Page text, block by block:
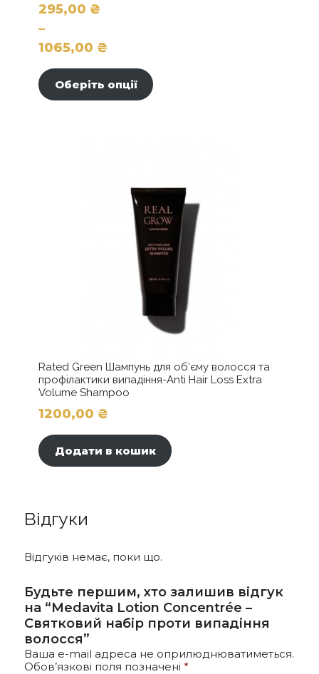
295,00 ₴
–
1065,00 ₴
Діапазон
цін:
від
Оберіть опції
на
сторінці
товару
Rated Green Шампунь для об’єму волосся та
профілактики випадіння-Anti Hair Loss Extra
Volume Shampoo
1200,00 ₴
Додати в кошик
Відгуки
Відгуків немає, поки що.
Будьте першим, хто залишив відгук
на “Medavita Lotion Concentrée –
Святковий набір проти випадіння
волосся”
Ваша e-mail адреса не оприлюднюватиметься.
Обов’язкові поля позначені *